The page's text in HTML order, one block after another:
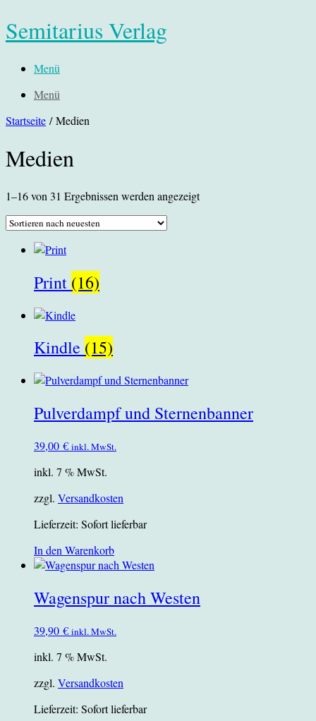
Semitarius Verlag
Menü
Menü
Startseite / Medien
Medien
1–16 von 31 Ergebnissen werden angezeigtNach
Print (16)
Kindle (15)
Pulverdampf und Sternenbanner
39,00 € inkl. MwSt.
inkl. 7 % MwSt.
zzgl. Versandkosten
Lieferzeit: Sofort lieferbar
In den Warenkorb
Wagenspur nach Westen
39,90 € inkl. MwSt.
inkl. 7 % MwSt.
zzgl. Versandkosten
Lieferzeit: Sofort lieferbar